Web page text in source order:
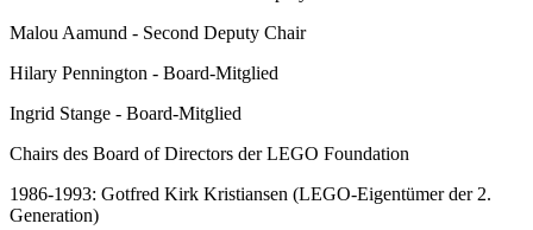
Malou Aamund - Second Deputy Chair
Hilary Pennington - Board-Mitglied
Ingrid Stange - Board-Mitglied
Chairs des Board of Directors der LEGO Foundation
1986-1993: Gotfred Kirk Kristiansen (LEGO-Eigentümer der 2.
Generation)